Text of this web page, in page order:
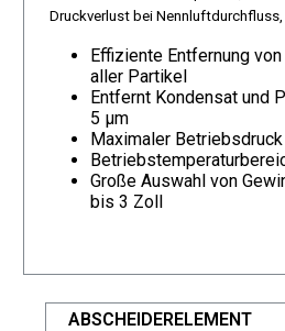
Druckverlust bei
Effiziente Entfernung
aller Partikel
Entfernt Kondensat und
5 µm
Maximaler
Große Auswahl von
bis 3 Zoll
ABSCHEIDERELEMENT